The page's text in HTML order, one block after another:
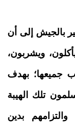
بالجيش إلى أن
ويشربون،
جميعها؛ بهدف
تلك الهيبة
بدين